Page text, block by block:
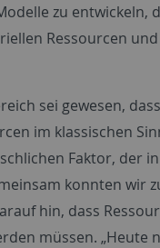
zu entwickeln,
Ressourcen
sei gewesen,
im klassischen
Faktor, der
konnten wir
hin, dass
müssen. „Heute